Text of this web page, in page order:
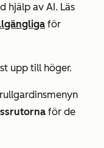
hjälp av AI. Läs
för
upp till höger.
för de